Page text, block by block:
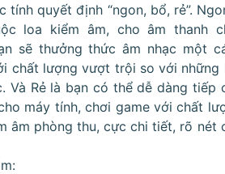
tính quyết định “ngon, bổ, rẻ”.
loa kiểm âm, cho âm thanh
sẽ thưởng thức âm nhạc một
chất lượng vượt trội so với những
Và Rẻ là bạn có thể dễ dàng tiếp
máy tính, chơi game với chất
âm phòng thu, cực chi tiết, rõ nét